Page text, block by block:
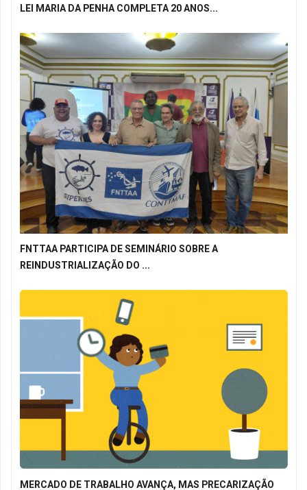
LEI MARIA DA PENHA COMPLETA 20 ANOS...
FNTTAA PARTICIPA DE SEMINÁRIO SOBRE A
REINDUSTRIALIZAÇÃO DO ...
MERCADO DE TRABALHO AVANÇA, MAS PRECARIZAÇÃO